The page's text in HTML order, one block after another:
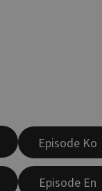
Episode Ko
Episode En